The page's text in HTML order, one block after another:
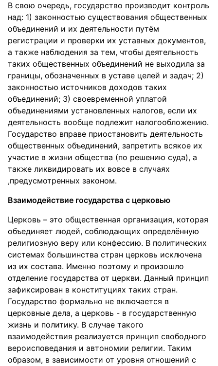
В свою очередь, государство производит контроль
над: 1) законностью существования общественных
объединений и их деятельности путём
регистрации и проверки их уставных документов,
а также наблюдения за тем, чтобы деятельность
таких общественных объединений не выходила за
границы, обозначенных в уставе целей и задач; 2)
законностью источников доходов таких
объединений; 3) своевременной уплатой
объединениями установленных налогов, если их
деятельность вообще подлежит налогообложению.
Государство вправе приостановить деятельность
общественных объединений, запретить всякое их
участие в жизни общества (по решению суда), а
также ликвидировать их вовсе в случаях
,предусмотренных законом.
Взаимодействие государства с церковью
Церковь – это общественная организация, которая
объединяет людей, соблюдающих определённую
религиозную веру или конфессию. В политических
системах большинства стран церковь исключена
из их состава. Именно поэтому и произошло
отделение государства от церкви. Данный принцип
зафиксирован в конституциях таких стран.
Государство формально не включается в
церковные дела, а церковь - в государственную
жизнь и политику. В случае такого
взаимодействия реализуется принцип свободного
вероисповедания и автономии религии. Таким
образом, в зависимости от уровня отношений с